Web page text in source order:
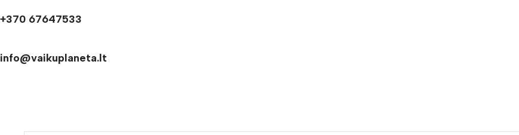
+370 67647533
info@vaikuplaneta.lt